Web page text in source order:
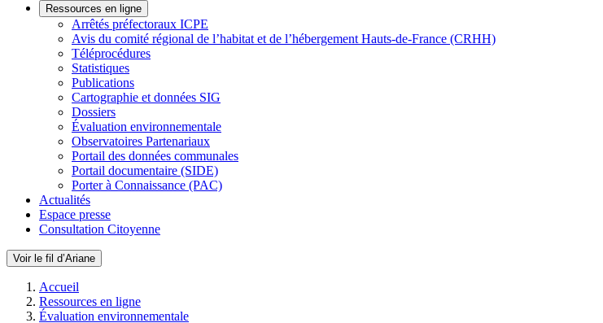
Ressources en ligne
Arrêtés préfectoraux ICPE
Avis du comité régional de l’habitat et de l’hébergement Hauts-de-France (CRHH)
Téléprocédures
Statistiques
Publications
Cartographie et données SIG
Dossiers
Évaluation environnementale
Observatoires Partenariaux
Portail des données communales
Portail documentaire (SIDE)
Porter à Connaissance (PAC)
Actualités
Espace presse
Consultation Citoyenne
Voir le fil d’Ariane
Accueil
Ressources en ligne
Évaluation environnementale